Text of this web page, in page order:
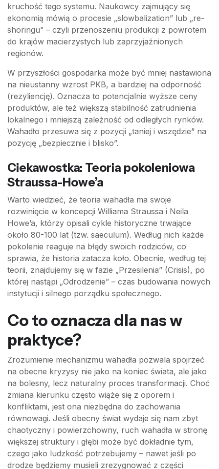
kruchość tego systemu. Naukowcy zajmujący się
ekonomią mówią o procesie „slowbalization” lub „re-
shoringu” – czyli przenoszeniu produkcji z powrotem
do krajów macierzystych lub zaprzyjaźnionych
regionów.
W przyszłości gospodarka może być mniej nastawiona
na nieustanny wzrost PKB, a bardziej na odporność
(rezyliencję). Oznacza to potencjalnie wyższe ceny
produktów, ale też większą stabilność zatrudnienia
lokalnego i mniejszą zależność od odległych rynków.
Wahadło przesuwa się z pozycji „taniej i wszędzie” na
pozycję „bezpiecznie i blisko”.
Ciekawostka: Teoria pokoleniowa
Straussa-Howe’a
Warto wiedzieć, że teoria wahadła ma swoje
rozwinięcie w koncepcji Williama Straussa i Neila
Howe’a, którzy opisali cykle historyczne trwające
około 80-100 lat (tzw. saeculum). Według nich każde
pokolenie reaguje na błędy swoich rodziców, co
sprawia, że historia zatacza koło. Obecnie, według tej
teorii, znajdujemy się w fazie „Przesilenia” (Crisis), po
której nastąpi „Odrodzenie” – czas budowania nowych
instytucji i silnego porządku społecznego.
Co to oznacza dla nas w
praktyce?
Zrozumienie mechanizmu wahadła pozwala spojrzeć
na obecne kryzysy nie jako na koniec świata, ale jako
na bolesny, lecz naturalny proces transformacji. Choć
zmiana kierunku często wiąże się z oporem i
konfliktami, jest ona niezbędna do zachowania
równowagi. Jeśli obecny świat wydaje się nam zbyt
chaotyczny i powierzchowny, ruch wahadła w stronę
większej struktury i głębi może być dokładnie tym,
czego jako ludzkość potrzebujemy – nawet jeśli po
drodze będziemy musieli zrezygnować z części